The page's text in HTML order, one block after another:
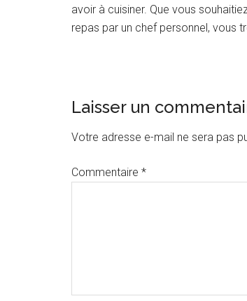
avoir à cuisiner. Que vous
repas par un chef personnel, vous
Interactions
du
Laisser un
Votre adresse e-mail ne sera pas
Commentaire *